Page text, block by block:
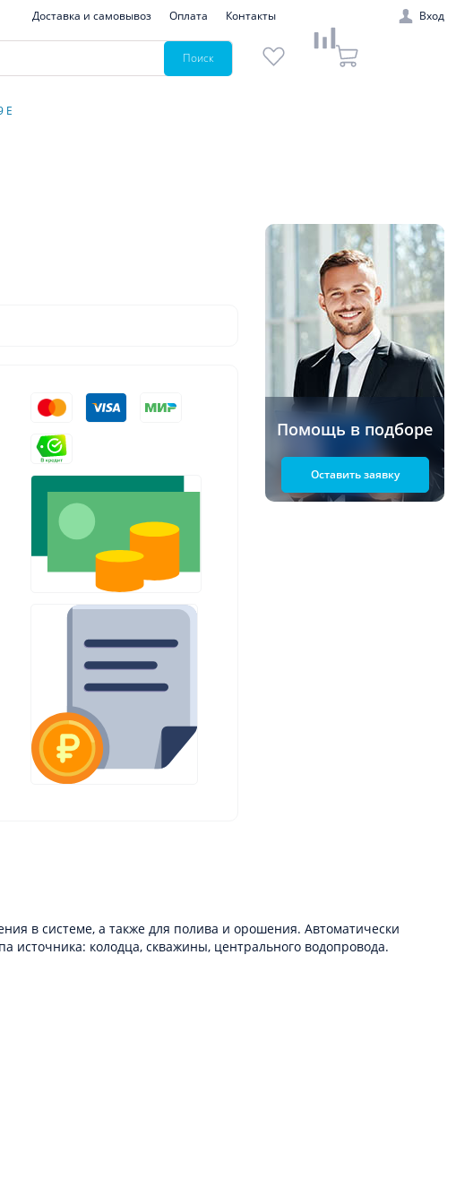
Доставка и самовывоз Оплата Контакты Вход
Поиск
E
Помощь в подборе
Оставить заявку
в системе, а также для полива и орошения. Автоматически
источника: колодца, скважины, центрального водопровода.